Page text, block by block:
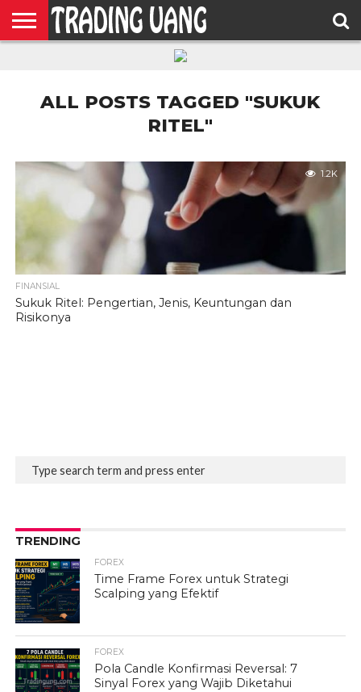
ALL POSTS TAGGED "SUKUK
RITEL"
1.2K
FINANSIAL
Sukuk Ritel: Pengertian, Jenis, Keuntungan dan
Risikonya
TRENDING
FOREX
Time Frame Forex untuk Strategi
Scalping yang Efektif
FOREX
Pola Candle Konfirmasi Reversal: 7
Sinyal Forex yang Wajib Diketahui